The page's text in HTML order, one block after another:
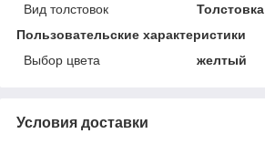
Вид толстовок
Толстовка
Пользовательские характеристики
Выбор цвета
желтый
Условия доставки